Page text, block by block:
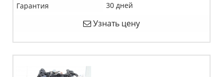
Гарантия
30 дней
Узнать цену